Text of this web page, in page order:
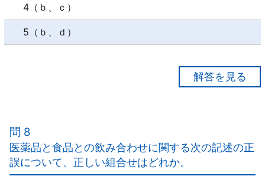
4（ｂ、ｃ）
5（ｂ、ｄ）
ｂ○
ｃ×
他の医薬品と併用した場合に、同様な作用を持つ成分
が重複することがあり、これにより、作用が強く出過
問 8
医薬品と食品との飲み合わせに関する次の記述の正
誤について、正しい組合せはどれか。